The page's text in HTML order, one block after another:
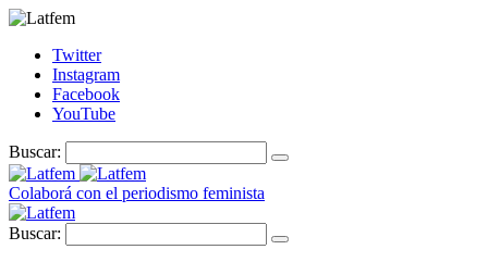
Twitter
Instagram
Facebook
YouTube
Buscar:
Colaborá con el periodismo feminista
Buscar: